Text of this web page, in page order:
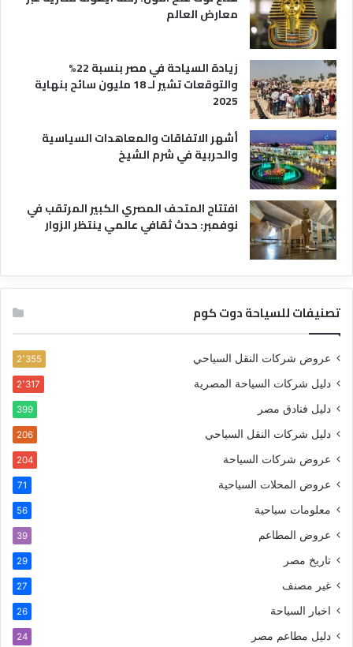
معارض العالم
زيادة السياحة في مصر بنسبة 22%
والتوقعات تشير لـ 18 مليون سائح بنهاية
2025
أشهر الاتفاقات والمعاهدات السياسية
والحربية في شرم الشيخ
افتتاح المتحف المصري الكبير المرتقب في
نوفمبر: حدث ثقافي عالمي ينتظر الزوار
تصنيفات للسياحة دوت كوم
عروض شركات النقل السياحي 2٬355
دليل شركات السياحة المصرية 2٬317
دليل فنادق مصر 399
دليل شركات النقل السياحي 206
عروض شركات السياحة 204
عروض المحلات السياحية 71
معلومات سياحية 56
عروض المطاعم 39
تاريخ مصر 29
غير مصنف 27
اخبار السياحة 26
دليل مطاعم مصر 24